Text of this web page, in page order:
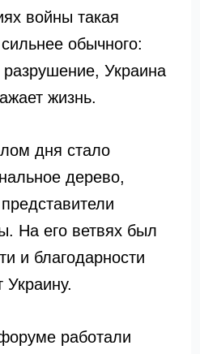
войны такая
обычного:
разрушение, Украина
жизнь.
дня стало
дерево,
На его ветвях был
и благодарности
работали